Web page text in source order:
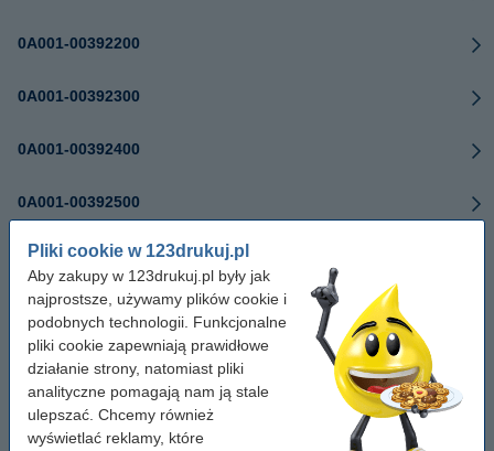
Pliki cookie w 123drukuj.pl
Aby zakupy w 123drukuj.pl były jak
najprostsze, używamy plików cookie i
podobnych technologii. Funkcjonalne
pliki cookie zapewniają prawidłowe
działanie strony, natomiast pliki
analityczne pomagają nam ją stale
ulepszać. Chcemy również
wyświetlać reklamy, które
0A001-00392200
0A001-00392300
0A001-00392400
0A001-00392500
0A001-00392600
0A001-00392700
0A001-00393000
0A001-00393300